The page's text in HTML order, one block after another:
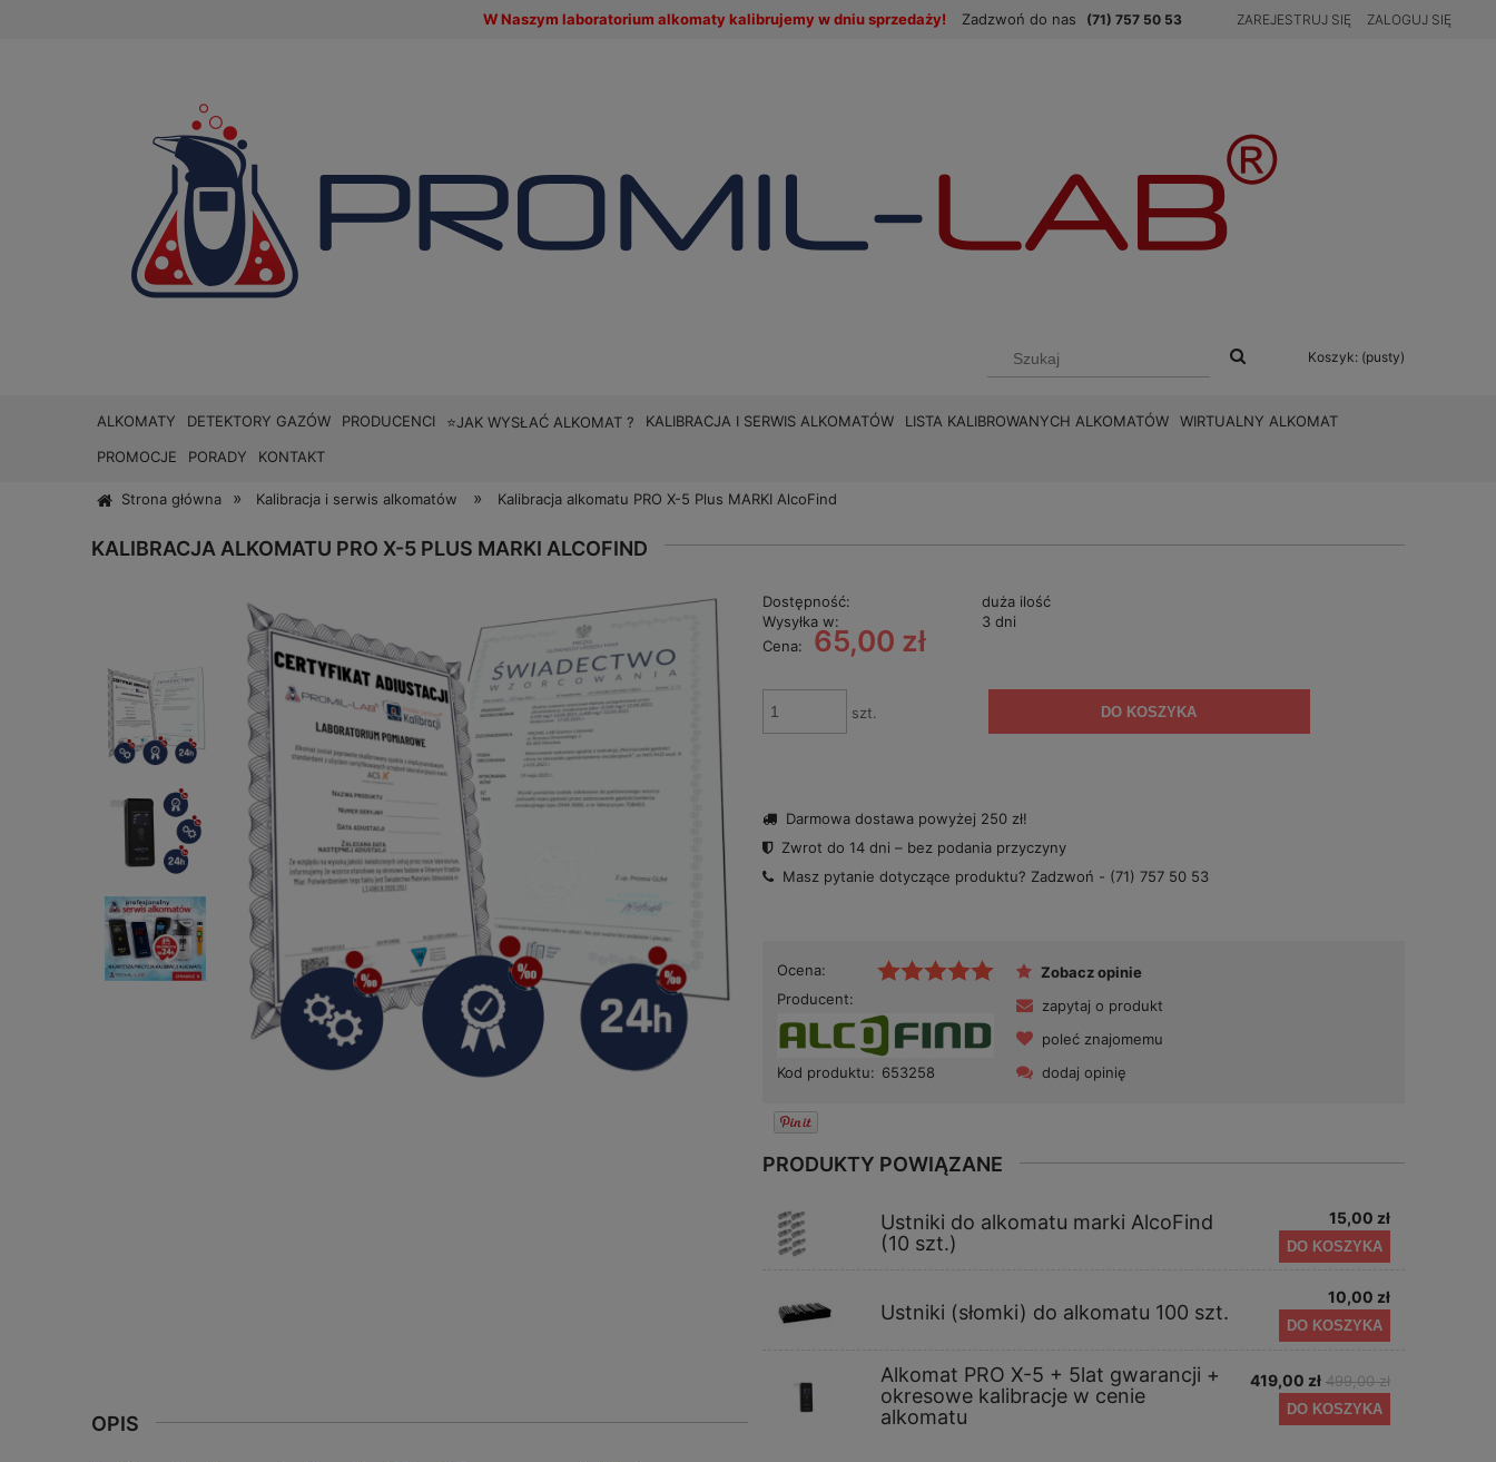
W Naszym laboratorium alkomaty kalibrujemy w dniu sprzedaży! Zadzwoń do nas (71) 757 50 53 ZAREJESTRUJ SIĘ ZALOGUJ SIĘ
Koszyk: (pusty)
ALKOMATY DETEKTORY GAZÓW PRODUCENCI ⭐JAK WYSŁAĆ ALKOMAT ? KALIBRACJA I SERWIS ALKOMATÓW LISTA KALIBROWANYCH ALKOMATÓW
WIRTUALNY ALKOMAT
PROMOCJE
PORADY KONTAKT
Strona główna » Kalibracja i serwis alkomatów » Kalibracja alkomatu PRO X-5 Plus MARKI AlcoFind
KALIBRACJA ALKOMATU PRO X-5 PLUS MARKI ALCOFIND
Dostępność:
duża ilość
Wysyłka w:
3 dni
Cena:
65,00 zł
szt. DO KOSZYKA
Darmowa dostawa powyżej 250 zł!
Zwrot do 14 dni – bez podania przyczyny
Masz pytanie dotyczące produktu? Zadzwoń - (71) 757 50 53
Ocena:
Producent:
Kod produktu: 653258
Zobacz opinie
zapytaj o produkt
poleć znajomemu
dodaj opinię
PRODUKTY POWIĄZANE
Ustniki do alkomatu marki AlcoFind
(10 szt.)
15,00 zł
DO KOSZYKA
Ustniki (słomki) do alkomatu 100 szt.
10,00 zł
DO KOSZYKA
Alkomat PRO X-5 + 5lat gwarancji +
okresowe kalibracje w cenie
alkomatu
419,00 zł 499,00 zł
DO KOSZYKA
OPIS